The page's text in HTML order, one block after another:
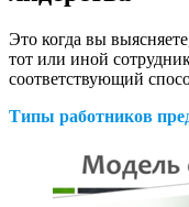
Это когда вы
тот или иной
соответствующий
Типы работников